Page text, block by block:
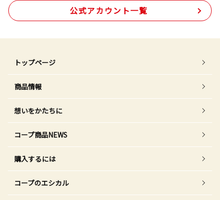
公式アカウント一覧
トップページ
商品情報
想いをかたちに
コープ商品NEWS
購入するには
コープのエシカル